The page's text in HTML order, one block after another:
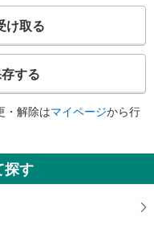
け取る
する
・解除はマイページから行
探す